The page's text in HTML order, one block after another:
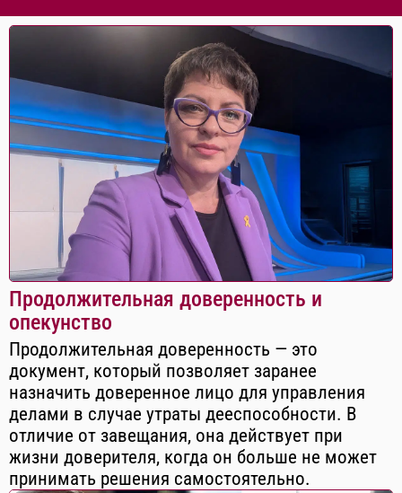
Продолжительная доверенность и
опекунство
Продолжительная доверенность — это
документ, который позволяет заранее
назначить доверенное лицо для управления
делами в случае утраты дееспособности. В
отличие от завещания, она действует при
жизни доверителя, когда он больше не может
принимать решения самостоятельно.